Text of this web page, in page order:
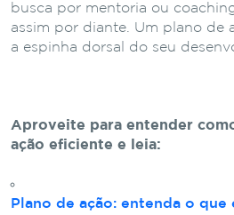
busca por mentoria ou
assim por diante. Um plano de
a espinha dorsal do seu
Aproveite para entender
ação eficiente e leia:
Plano de ação: entenda o